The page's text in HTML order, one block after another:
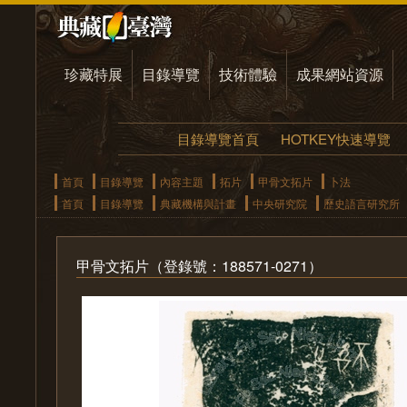
珍藏特展 目錄導覽 技術體驗 成果網站資源
目錄導覽首頁 HOTKEY快速導覽
首頁 目錄導覽 內容主題 拓片 甲骨文拓片
卜法
首頁
目錄導覽 典藏機構與計畫 中央研究院 歷史語言研究所
甲骨文拓片（登錄號：188571-0271）